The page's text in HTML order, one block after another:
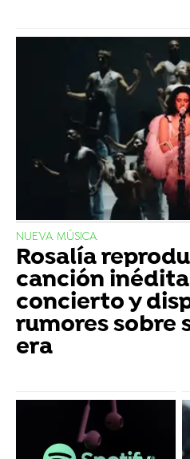
NUEVA MÚSICA
Rosalía
canción
concierto y
rumores sobre
era